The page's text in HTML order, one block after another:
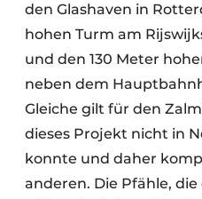
den Glashaven in
hohen Turm am
und den 130 Meter
neben dem
Gleiche gilt für den
dieses Projekt nicht in
konnte und daher
anderen. Die Pfähle,